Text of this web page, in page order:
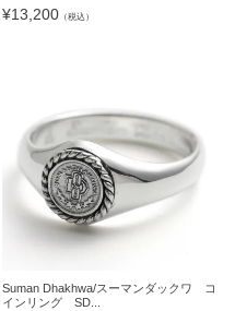
¥13,200（税込）
Suman Dhakhwa/スーマンダックワ コ
インリング SD...